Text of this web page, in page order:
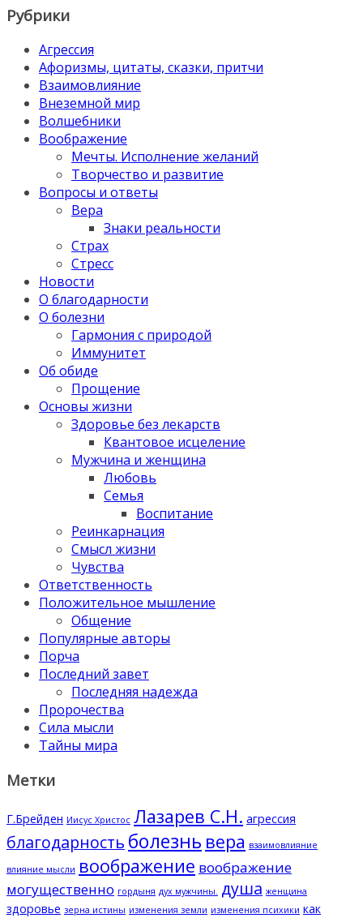
Рубрики
Агрессия
Афоризмы, цитаты, сказки, притчи
Взаимовлияние
Внеземной мир
Волшебники
Воображение
Мечты. Исполнение желаний
Творчество и развитие
Вопросы и ответы
Вера
Знаки реальности
Страх
Стресс
Новости
О благодарности
О болезни
Гармония с природой
Иммунитет
Об обиде
Прощение
Основы жизни
Здоровье без лекарств
Квантовое исцеление
Мужчина и женщина
Любовь
Семья
Воспитание
Реинкарнация
Смысл жизни
Чувства
Ответственность
Положительное мышление
Общение
Популярные авторы
Порча
Последний завет
Последняя надежда
Пророчества
Сила мысли
Тайны мира
Метки
Г.Брейден Иисус Христос Лазарев С.Н. агрессия
благодарность болезнь вера взаимовлияние
влияние мысли воображение воображение
могущественно гордыня дух мужчины. душа женщина
здоровье зерна истины изменения земли изменения психики как